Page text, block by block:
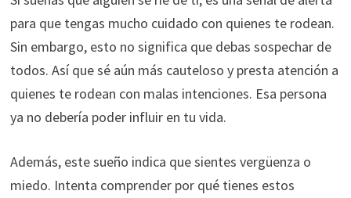
para que tengas mucho cuidado con quienes te rodean.
Sin embargo, esto no significa que debas sospechar de
todos. Así que sé aún más cauteloso y presta atención a
quienes te rodean con malas intenciones. Esa persona
ya no debería poder influir en tu vida.
Además, este sueño indica que sientes vergüenza o
miedo. Intenta comprender por qué tienes estos